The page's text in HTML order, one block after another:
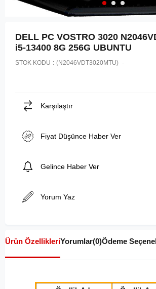
DELL PC VOSTRO 3020
i5-13400 8G 256G UBUNTU
STOK KODU (N2046VDT3020MTU)
Karşılaştır
Fiyat Düşünce Haber Ver
Gelince Haber Ver
Yorum Yaz
Ürün ÖzellikleriYorumlar(0)Ödeme